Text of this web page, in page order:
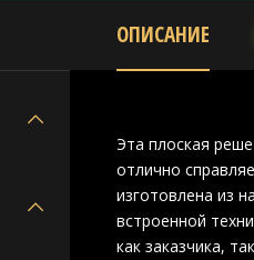
ОПИСАНИЕ
Эта плоская
отлично
изготовлена из
встроенной
как заказчика,